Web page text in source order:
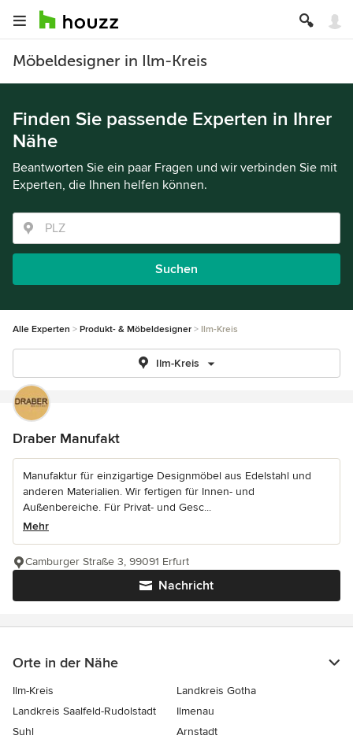
Möbeldesigner in Ilm-Kreis
Finden Sie passende Experten in Ihrer
Nähe
Beantworten Sie ein paar Fragen und wir verbinden Sie mit
Experten, die Ihnen helfen können.
Suchen
Alle Experten Produkt- & Möbeldesigner Ilm-Kreis
Ilm-Kreis
Draber Manufakt
Manufaktur für einzigartige Designmöbel aus Edelstahl und
anderen Materialien. Wir fertigen für Innen- und
Außenbereiche. Für Privat- und Gesc...
Mehr
Nachricht
Camburger Straße 3, 99091 Erfurt
Orte in der Nähe
Ilm-Kreis
Landkreis Gotha
Landkreis Saalfeld-Rudolstadt
Ilmenau
Suhl
Arnstadt